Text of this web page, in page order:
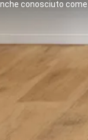
conosciuto